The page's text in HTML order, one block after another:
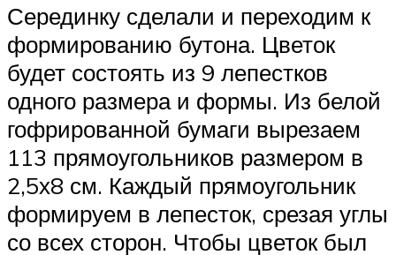
Серединку сделали и переходим к
формированию бутона. Цветок
будет состоять из 9 лепестков
одного размера и формы. Из белой
гофрированной бумаги вырезаем
113 прямоугольников размером в
2,5х8 см. Каждый прямоугольник
формируем в лепесток, срезая углы
со всех сторон. Чтобы цветок был